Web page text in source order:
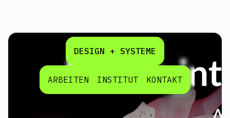
DESIGN + SYSTEME
ARBEITEN INSTITUT KONTAKT